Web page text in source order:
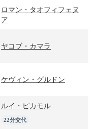
ロマン・タオフィフェヌ
ア
ヤコブ・カマラ
ケヴィン・グルドン
ルイ・ピカモル
22分交代